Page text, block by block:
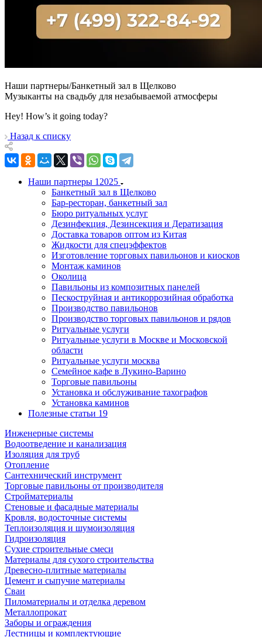
Наши партнеры/Банкетный зал в Щелково
Музыканты на свадьбу для незабываемой атмосферы
Hey! How’s it going today?
Назад к списку
Наши партнеры 12025
Банкетный зал в Щелково
Бар-ресторан, банкетный зал
Бюро ритуальных услуг
Дезинфекция, Дезинсекция и Дератизация
Доставка товаров оптом из Китая
Жидкости для спецэффектов
Изготовление торговых павильонов и киосков
Монтаж каминов
Околица
Павильоны из композитных панелей
Пескоструйная и антикоррозийная обработка
Производство павильонов
Производство торговых павильонов и рядов
Ритуальные услуги
Ритуальные услуги в Москве и Московской
области
Ритуальные услуги москва
Семейное кафе в Лукино-Варино
Торговые павильоны
Установка и обслуживание тахографов
Установка каминов
Полезные статьи 19
Инженерные системы
Водоотведение и канализация
Изоляция для труб
Отопление
Сантехнический инструмент
Торговые павильоны от производителя
Стройматериалы
Стеновые и фасадные материалы
Кровля, водосточные системы
Теплоизоляция и шумоизоляция
Гидроизоляция
Сухие строительные смеси
Материалы для сухого строительства
Древесно-плитные материалы
Цемент и сыпучие материалы
Сваи
Пиломатериалы и отделка деревом
Металлопрокат
Заборы и ограждения
Лестницы и комплектующие